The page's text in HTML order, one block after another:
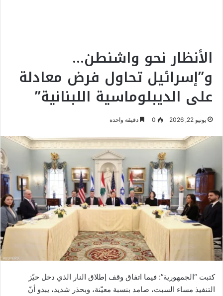
الأنظار نحو واشنطن…
و”إسرائيل تحاول فرض معادلة
على الديبلوماسية اللبنانية”
يونيو 22, 2026 0 دقيقة واحدة
كتبت “الجمهورية”: فيما اتفاق وقف إطلاق النار الذي دخل حيّز
التنفيذ مساء السبت، صامد بنسبة معيّنة، وبحذر شديد، يبدو أنّ